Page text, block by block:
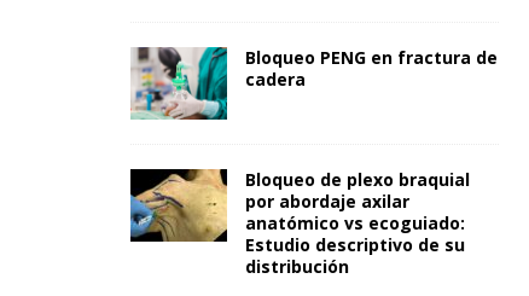
Bloqueo PENG en fractura de
cadera
Bloqueo de plexo braquial
por abordaje axilar
anatómico vs ecoguiado:
Estudio descriptivo de su
distribución